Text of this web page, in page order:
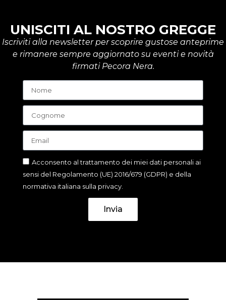
UNISCITI AL NOSTRO GREGGE
Iscriviti alla newsletter per scoprire gustose anteprime
e rimanere sempre aggiornato su eventi e novità
firmati Pecora Nera.
Acconsento al trattamento dei miei dati personali ai
sensi del Regolamento (UE) 2016/679 (GDPR) e della
normativa italiana sulla privacy.
Invia